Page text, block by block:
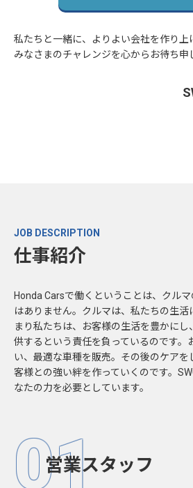
私たちと一緒に、よりよい会社を作り上
みなさまのチャレンジを心からお待ち申
JOB DESCRIPTION
仕事紹介
Honda Carsで働くということは、クル
はありません。クルマは、私たちの生
まり私たちは、お客様の生活を豊かに
供するという責任を負っているのです。
い、最適な車種を販売。その後のケアを
客様との強い絆を作っていくのです。
なたの力を必要としています。
01
営業スタッフ